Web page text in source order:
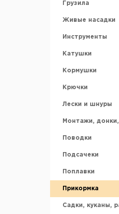
рыбалки
Грузила
Живые насадки
Инструменты
Катушки
Кормушки
Крючки
Лески и шнуры
Монтажи, донки,
Поводки
Подсачеки
Поплавки
Прикормка
Садки, куканы,